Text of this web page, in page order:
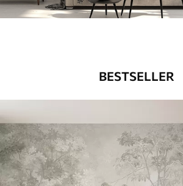
BESTSELLER